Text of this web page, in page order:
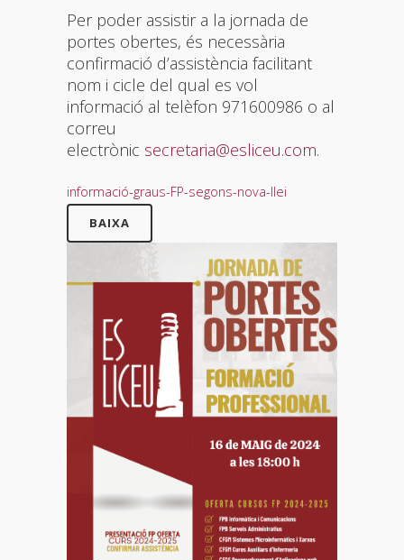
Per poder assistir a la jornada de
portes obertes, és necessària
confirmació d’assistència facilitant
nom i cicle del qual es vol
informació al telèfon 971600986 o al
correu
electrònic secretaria@esliceu.com.
informació-graus-FP-segons-nova-llei
BAIXA